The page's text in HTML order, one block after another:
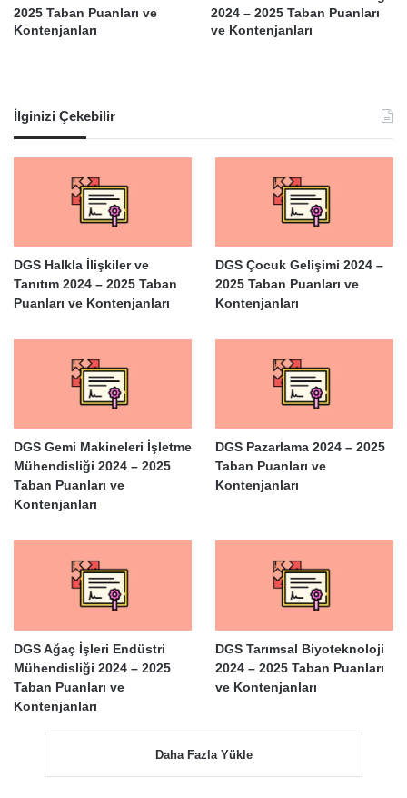
2025 Taban Puanları ve
Kontenjanları
2024 – 2025 Taban Puanları
ve Kontenjanları
İlginizi Çekebilir
DGS Halkla İlişkiler ve
Tanıtım 2024 – 2025 Taban
Puanları ve Kontenjanları
DGS Çocuk Gelişimi 2024 –
2025 Taban Puanları ve
Kontenjanları
DGS Gemi Makineleri İşletme
Mühendisliği 2024 – 2025
Taban Puanları ve
Kontenjanları
DGS Pazarlama 2024 – 2025
Taban Puanları ve
Kontenjanları
DGS Ağaç İşleri Endüstri
Mühendisliği 2024 – 2025
Taban Puanları ve
Kontenjanları
DGS Tarımsal Biyoteknoloji
2024 – 2025 Taban Puanları
ve Kontenjanları
Daha Fazla Yükle